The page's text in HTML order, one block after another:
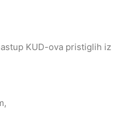
KUD-ova pristiglih iz